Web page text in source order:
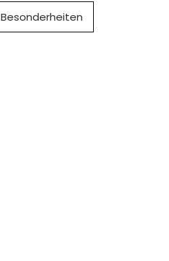
Besonderheiten